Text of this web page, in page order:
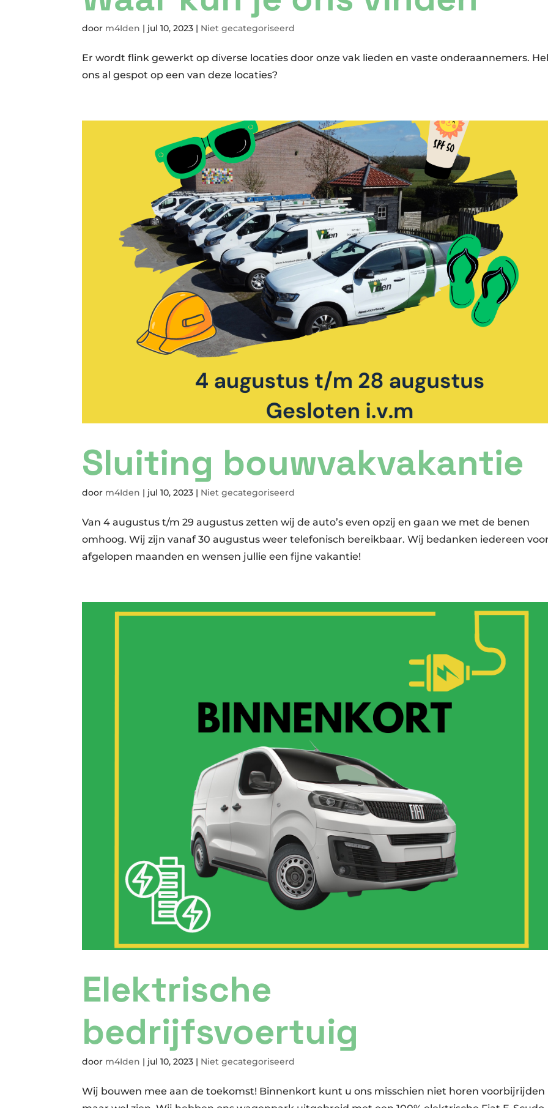
door m4Iden | jul 10, 2023 | Niet gecategoriseerd
Er wordt flink gewerkt op diverse locaties door onze vak lieden en vaste onderaannemers.
ons al gespot op een van deze locaties?
Sluiting bouwvakvakantie
door m4Iden | jul 10, 2023 | Niet gecategoriseerd
Van 4 augustus t/m 29 augustus zetten wij de auto’s even opzij en gaan we met de benen
omhoog. Wij zijn vanaf 30 augustus weer telefonisch bereikbaar. Wij bedanken iedereen
afgelopen maanden en wensen jullie een fijne vakantie!
Elektrische
bedrijfsvoertuig
door m4Iden | jul 10, 2023 | Niet gecategoriseerd
Wij bouwen mee aan de toekomst! Binnenkort kunt u ons misschien niet horen voorbijrijden